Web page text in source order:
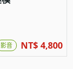
影音 NT$ 4,800